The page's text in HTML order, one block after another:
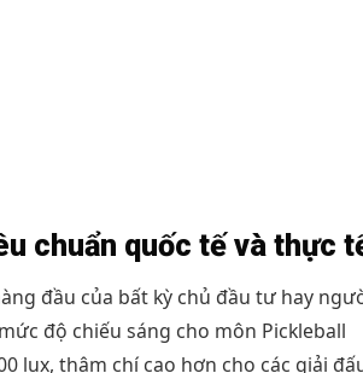
chuẩn quốc tế và thực
đầu của bất kỳ chủ đầu tư hay
độ chiếu sáng cho môn Pickleball
lux, thậm chí cao hơn cho các giải